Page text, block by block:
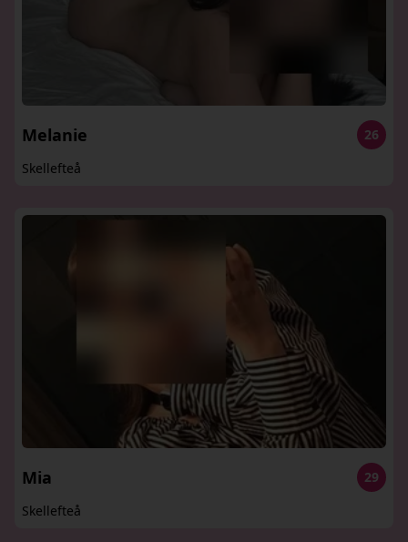
Melanie
26
Skellefteå
Mia
29
Skellefteå